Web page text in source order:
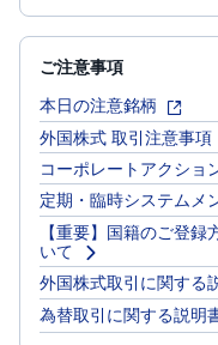
ご注意事項
本日の注意銘柄
外国株式 取引注意事項
コーポレートアクショ
定期・臨時システムメ
【重要】国籍のご登
いて
外国株式取引に関する
為替取引に関する説明